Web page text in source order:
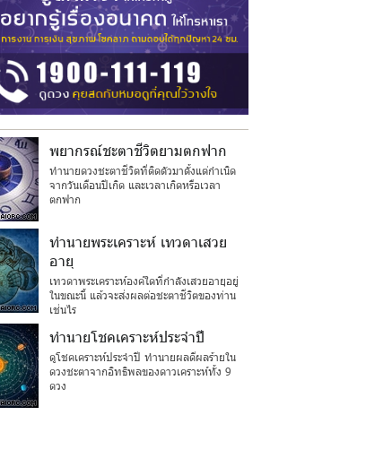
พยากรณ์ชะตาชีวิตยามตกฟาก
ทำนายดวงชะตาชีวิตที่ติดตัวมาตั้งแต่กำเนิด
จากวันเดือนปีเกิด และเวลาเกิดหรือเวลา
ตกฟาก
ทำนายพระเคราะห์ เทวดาเสวย
อายุ
เทวดาพระเคราะห์องค์ใดที่กำลังเสวยอายุอยู่
ในขณะนี้ แล้วจะส่งผลต่อชะตาชีวิตของท่าน
เช่นไร
ทำนายโชคเคราะห์ประจำปี
ดูโชคเคราะห์ประจำปี ทำนายผลดีผลร้ายใน
ดวงชะตาจากอิทธิพลของดาวเคราะห์ทั้ง 9
ดวง